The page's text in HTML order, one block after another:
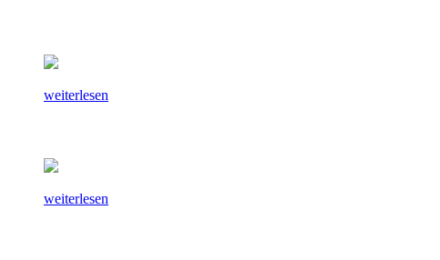
weiterlesen
weiterlesen